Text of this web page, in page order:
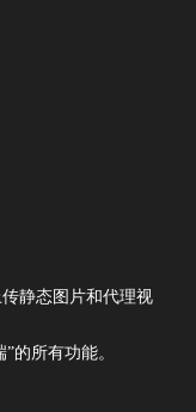
静态图片和代理视
的所有功能。